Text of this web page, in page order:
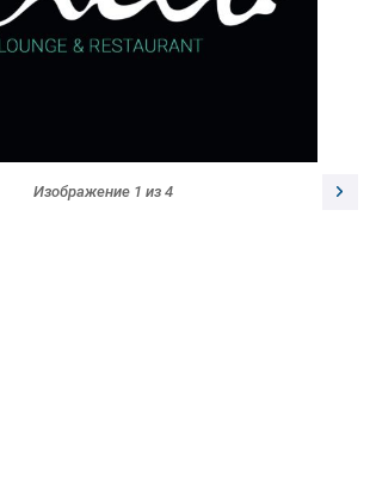
Изображение 1 из 4